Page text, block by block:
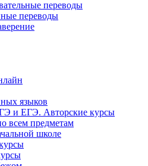
переводы
переводы
языков
и ЕГЭ. Авторские курсы
всем предметам
школе